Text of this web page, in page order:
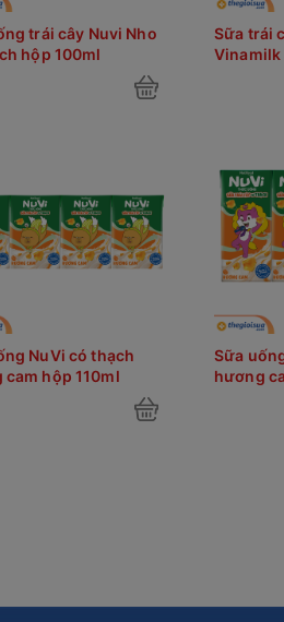
trái cây Nuvi Nho
hộp 100ml
Sữa trái
Vinamilk
NuVi có thạch
cam hộp 110ml
Sữa
hương